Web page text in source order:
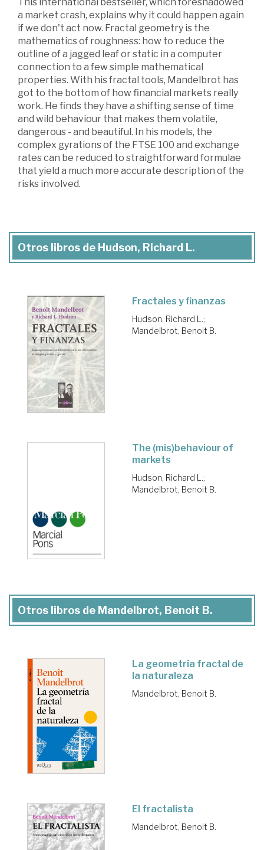
a market crash, explains why it could happen again
if we don't act now. Fractal geometry is the
mathematics of roughness: how to reduce the
outline of a jagged leaf or static in a computer
connection to a few simple mathematical
properties. With his fractal tools, Mandelbrot has
got to the bottom of how financial markets really
work. He finds they have a shifting sense of time
and wild behaviour that makes them volatile,
dangerous - and beautiful. In his models, the
complex gyrations of the FTSE 100 and exchange
rates can be reduced to straightforward formulae
that yield a much more accurate description of the
risks involved.
Otros libros de Hudson, Richard L.
Fractales y finanzas
Hudson, Richard L.;
Mandelbrot, Benoit B.
The (mis)behaviour of
markets
Hudson, Richard L.;
Mandelbrot, Benoit B.
Otros libros de Mandelbrot, Benoit B.
La geometría fractal de
la naturaleza
Mandelbrot, Benoit B.
El fractalista
Mandelbrot, Benoit B.